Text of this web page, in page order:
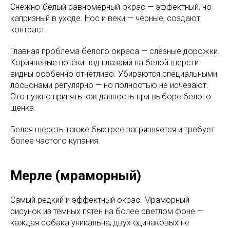
Снежно-белый равномерный окрас — эффектный, но
капризный в уходе. Нос и веки — чёрные, создают
контраст.
Главная проблема белого окраса — слёзные дорожки.
Коричневые потёки под глазами на белой шерсти
видны особенно отчётливо. Убираются специальными
лосьонами регулярно — но полностью не исчезают.
Это нужно принять как данность при выборе белого
щенка.
Белая шерсть также быстрее загрязняется и требует
более частого купания.
Мерле (мраморный)
Самый редкий и эффектный окрас. Мраморный
рисунок из тёмных пятен на более светлом фоне —
каждая собака уникальна, двух одинаковых не